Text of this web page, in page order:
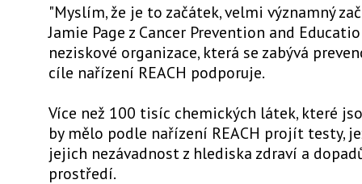
"Myslím, že je to začátek, velmi významný
Jamie Page z Cancer Prevention and
neziskové organizace, která se zabývá
cíle nařízení REACH podporuje.
Více než 100 tisíc chemických látek, které
by mělo podle nařízení REACH projít testy,
jejich nezávadnost z hlediska zdraví a
prostředí.